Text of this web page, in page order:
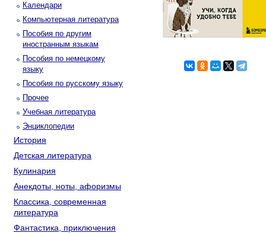
Календари
Компьютерная литература
Пособия по другим
иностранным языкам
Пособия по немецкому
языку
Пособия по русскому языку
Прочее
Учебная литература
Энциклопедии
История
Детская литература
Кулинария
Анекдоты, ноты, афоризмы
Классика, современная
литература
Фантастика, приключения